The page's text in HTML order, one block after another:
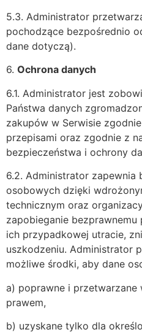
5.3. Administrator
pochodzące bezpośrednio
dane dotyczą).
6. Ochrona danych
6.1. Administrator jest
Państwa danych
zakupów w Serwisie
przepisami oraz zgodnie z
bezpieczeństwa i ochrony
6.2. Administrator zapewnia
osobowych dzięki
technicznym oraz
zapobieganie
ich przypadkowej utracie,
uszkodzeniu. Administrator
możliwe środki, aby dane
a) poprawne i przetwarzane
prawem,
b) uzyskane tylko dla